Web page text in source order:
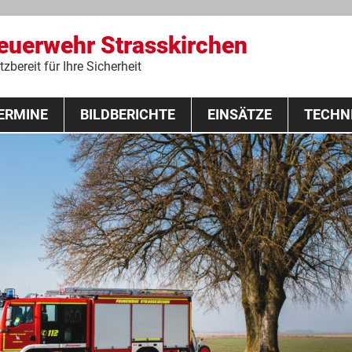
Strasskirchen
für Ihre Sicherheit
Zum
springen
2020
BILDBERICHTE EINSÄTZE
Fahrzeuge
Ausrüstung